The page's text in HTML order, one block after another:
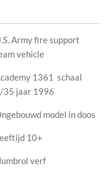
Army fire support
vehicle
1361 schaal
35 jaar 1996
model in doos
10+
verf